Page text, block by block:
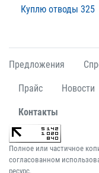
Куплю отводы 325
Предложения
Прайс Новости
Контакты
Полное или частичное
согласованном
ресурс.